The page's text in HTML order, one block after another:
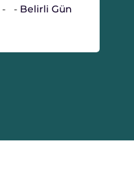
- - Belirli Gün